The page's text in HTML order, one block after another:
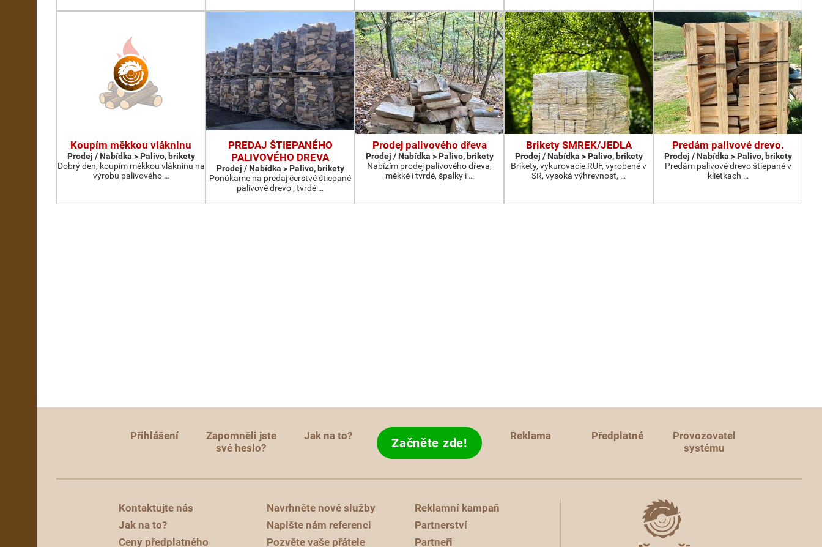
Koupím měkkou vlákninu
Prodej / Nabídka > Palivo, brikety
Dobrý den, koupím měkkou vlákninu na
výrobu palivového …
PREDAJ ŠTIEPANÉHO
PALIVOVÉHO DREVA
Prodej / Nabídka > Palivo, brikety
Ponúkame na predaj čerstvé štiepané
palivové drevo , tvrdé …
Prodej palivového dřeva
Prodej / Nabídka > Palivo, brikety
Nabízím prodej palivového dřeva,
měkké i tvrdé, špalky i …
Brikety SMREK/JEDLA
Prodej / Nabídka > Palivo, brikety
Brikety, vykurovacie RUF, vyrobené v
SR, vysoká výhrevnosť, …
Predám palivové drevo.
Prodej / Nabídka > Palivo, brikety
Predám palivové drevo štiepané v
klietkach …
Přihlášení
Zapomněli jste
své heslo?
Jak na to? Začněte zde! Reklama Předplatné
Provozovatel
systému
Kontaktujte nás
Jak na to?
Ceny předplatného
Navrhněte nové služby
Napište nám referenci
Pozvěte vaše přátele
Reklamní kampaň
Partnerství
Partneři